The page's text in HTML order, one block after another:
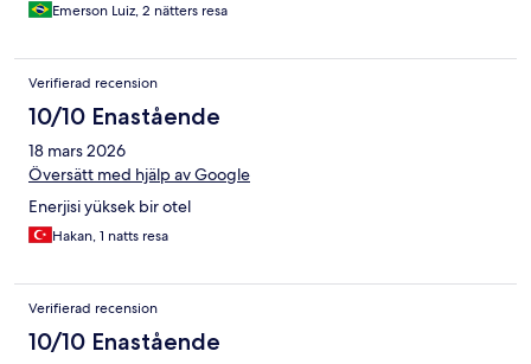
Emerson Luiz, 2 nätters resa
Verifierad recension
10/10 Enastående
18 mars 2026
Översätt med hjälp av Google
Enerjisi yüksek bir otel
Hakan, 1 natts resa
Verifierad recension
10/10 Enastående